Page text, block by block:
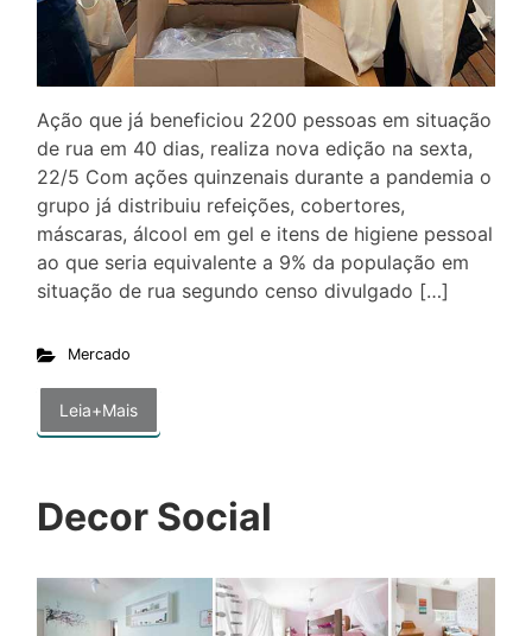
Ação que já beneficiou 2200 pessoas em situação
de rua em 40 dias, realiza nova edição na sexta,
22/5 Com ações quinzenais durante a pandemia o
grupo já distribuiu refeições, cobertores,
máscaras, álcool em gel e itens de higiene pessoal
ao que seria equivalente a 9% da população em
situação de rua segundo censo divulgado […]
Mercado
Leia+Mais
Decor Social